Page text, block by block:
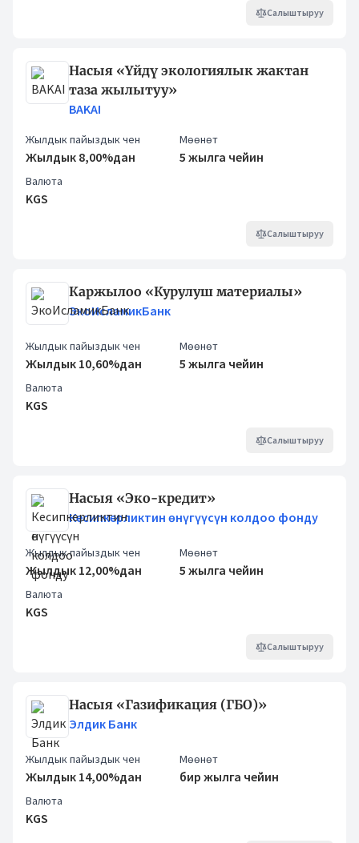
Салыштыруу
Насыя «Үйдү экологиялык жактан
таза жылытуу»
BAKAI
Жылдык пайыздык чен
Жылдык 8,00%дан
Мөөнөт
5 жылга чейин
Валюта
KGS
Салыштыруу
Каржылоо «Курулуш материалы»
ЭкоИсламикБанк
Жылдык пайыздык чен
Жылдык 10,60%дан
Мөөнөт
5 жылга чейин
Валюта
KGS
Салыштыруу
Насыя «Эко-кредит»
Кесипкерликтин өнүгүүсүн колдоо фонду
Жылдык пайыздык чен
Жылдык 12,00%дан
Мөөнөт
5 жылга чейин
Валюта
KGS
Салыштыруу
Насыя «Газификация (ГБО)»
Элдик Банк
Жылдык пайыздык чен
Жылдык 14,00%дан
Мөөнөт
бир жылга чейин
Валюта
KGS